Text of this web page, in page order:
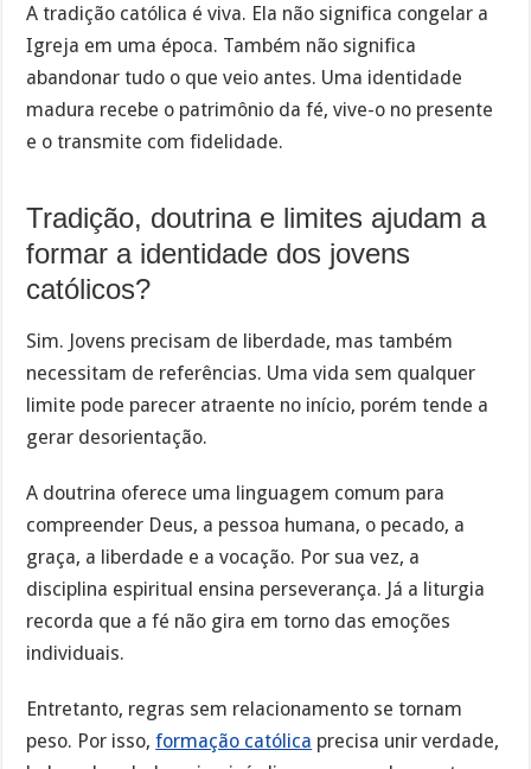
A tradição católica é viva. Ela não significa congelar a
Igreja em uma época. Também não significa
abandonar tudo o que veio antes. Uma identidade
madura recebe o patrimônio da fé, vive-o no presente
e o transmite com fidelidade.
Tradição, doutrina e limites ajudam a
formar a identidade dos jovens
católicos?
Sim. Jovens precisam de liberdade, mas também
necessitam de referências. Uma vida sem qualquer
limite pode parecer atraente no início, porém tende a
gerar desorientação.
A doutrina oferece uma linguagem comum para
compreender Deus, a pessoa humana, o pecado, a
graça, a liberdade e a vocação. Por sua vez, a
disciplina espiritual ensina perseverança. Já a liturgia
recorda que a fé não gira em torno das emoções
individuais.
Entretanto, regras sem relacionamento se tornam
peso. Por isso,formação católica precisa unir verdade,